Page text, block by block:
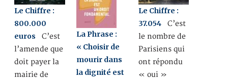
Le Chiffre :
800.000
euros C’est
l’amende que
doit payer la
mairie de
La Phrase :
« Choisir de
mourir dans
la dignité est
Le Chiffre :
37.054 C’est
le nombre de
Parisiens qui
ont répondu
« oui »